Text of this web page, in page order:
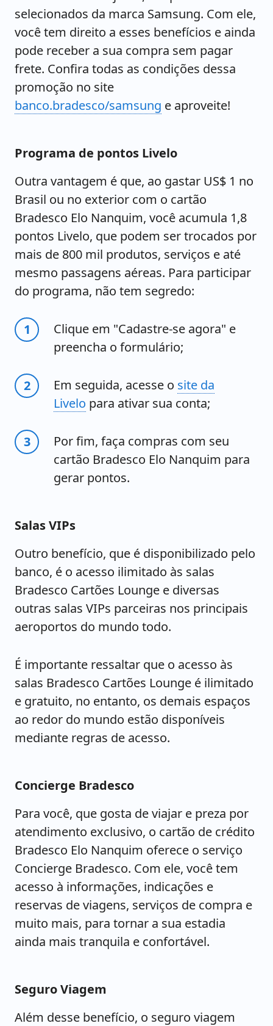
selecionados da marca Samsung. Com ele,
você tem direito a esses benefícios e ainda
pode receber a sua compra sem pagar
frete. Confira todas as condições dessa
promoção no site
banco.bradesco/samsung e aproveite!
Programa de pontos Livelo
Outra vantagem é que, ao gastar US$ 1 no
Brasil ou no exterior com o cartão
Bradesco Elo Nanquim, você acumula 1,8
pontos Livelo, que podem ser trocados por
mais de 800 mil produtos, serviços e até
mesmo passagens aéreas. Para participar
do programa, não tem segredo:
Clique em "Cadastre-se agora" e
preencha o formulário;
Em seguida, acesse o site da
Livelo para ativar sua conta;
Por fim, faça compras com seu
cartão Bradesco Elo Nanquim para
gerar pontos.
Salas VIPs
Outro benefício, que é disponibilizado pelo
banco, é o acesso ilimitado às salas
Bradesco Cartões Lounge e diversas
outras salas VIPs parceiras nos principais
aeroportos do mundo todo.
É importante ressaltar que o acesso às
salas Bradesco Cartões Lounge é ilimitado
e gratuito, no entanto, os demais espaços
ao redor do mundo estão disponíveis
mediante regras de acesso.
Concierge Bradesco
Para você, que gosta de viajar e preza por
atendimento exclusivo, o cartão de crédito
Bradesco Elo Nanquim oferece o serviço
Concierge Bradesco. Com ele, você tem
acesso à informações, indicações e
reservas de viagens, serviços de compra e
muito mais, para tornar a sua estadia
ainda mais tranquila e confortável.
Seguro Viagem
Além desse benefício, o seguro viagem